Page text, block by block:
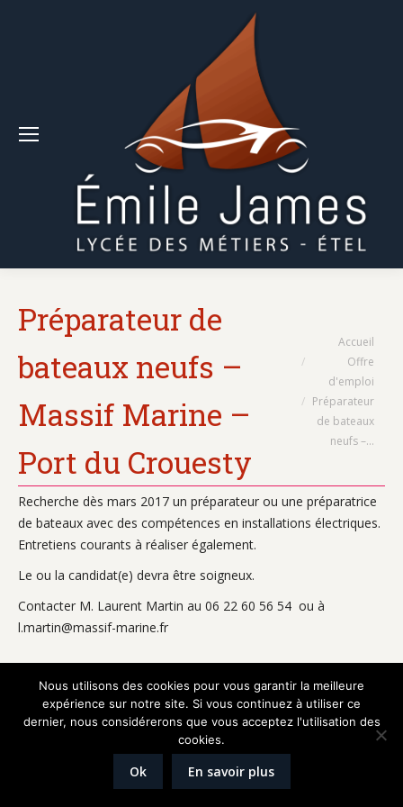
Préparateur de
bateaux neufs –
Massif Marine –
Port du Crouesty
Vous êtes ici :
Accueil
Offre
d'emploi
Préparateur
de bateaux
neufs –…
Recherche dès mars 2017 un préparateur ou une préparatrice
de bateaux avec des compétences en installations électriques.
Entretiens courants à réaliser également.
Le ou la candidat(e) devra être soigneux.
Contacter M. Laurent Martin au 06 22 60 56 54 ou à
l.martin@massif-marine.fr
Réalisation Graphik'up
Mentions légales
Nous utilisons des cookies pour vous garantir la meilleure
expérience sur notre site. Si vous continuez à utiliser ce
dernier, nous considérerons que vous acceptez l'utilisation des
cookies.
Ok En savoir plus